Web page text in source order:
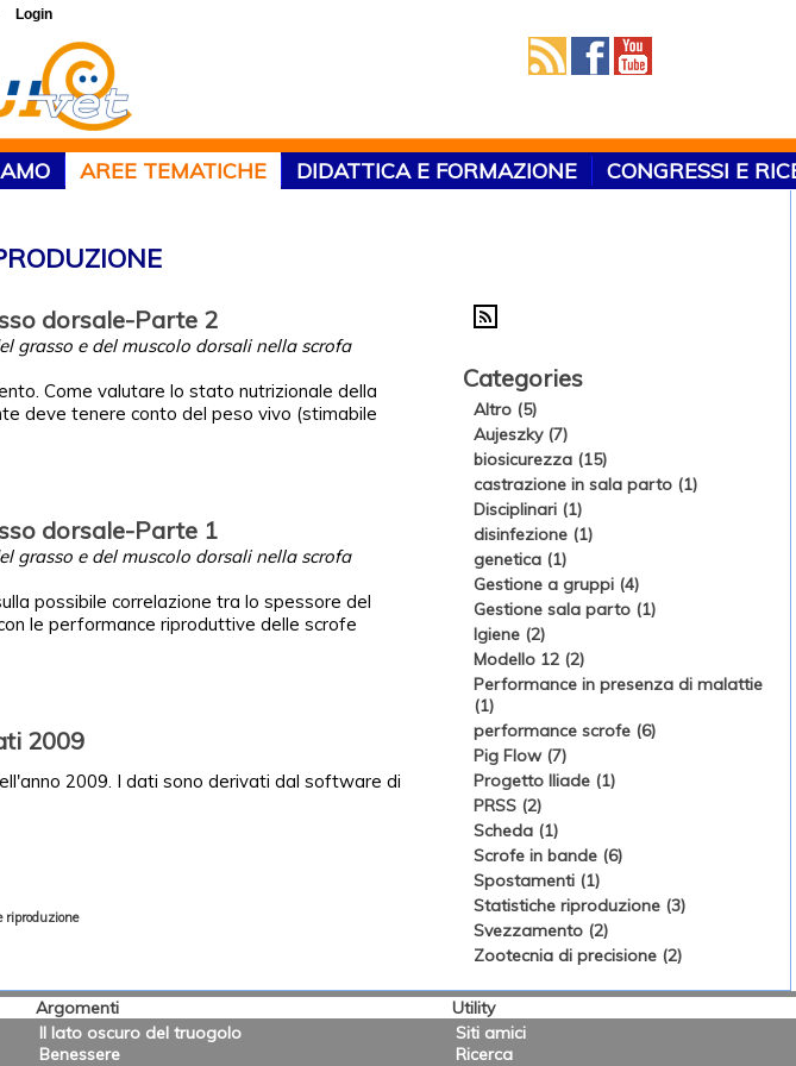
AREE TEMATICHE DIDATTICA E FORMAZIONE CONGRESSI E
dorsale-Parte 2
grasso e del muscolo dorsali nella scrofa
Come valutare lo stato nutrizionale della
deve tenere conto del peso vivo (stimabile
dorsale-Parte 1
grasso e del muscolo dorsali nella scrofa
possibile correlazione tra lo spessore del
le performance riproduttive delle scrofe
2009
2009. I dati sono derivati dal software di
riproduzione
Categories
Altro (5)
Aujeszky (7)
biosicurezza (15)
castrazione in sala parto (1)
Disciplinari (1)
disinfezione (1)
genetica (1)
Gestione a gruppi (4)
Gestione sala parto (1)
Igiene (2)
Modello 12 (2)
Performance in presenza di malattie
(1)
performance scrofe (6)
Pig Flow (7)
Progetto Iliade (1)
PRSS (2)
Scheda (1)
Scrofe in bande (6)
Spostamenti (1)
Statistiche riproduzione (3)
Svezzamento (2)
Zootecnia di precisione (2)
Argomenti
Il lato oscuro del truogolo
Benessere
Utility
Siti amici
Ricerca
Login